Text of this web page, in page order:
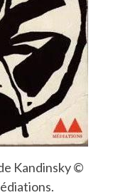
Kandinsky ©